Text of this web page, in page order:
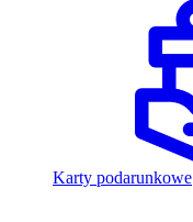
Karty podarunkowe